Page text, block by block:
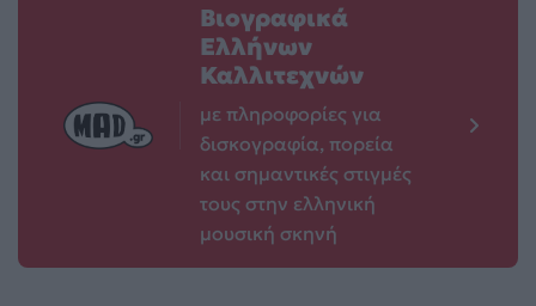
Βιογραφικά
Ελλήνων
Καλλιτεχνών
με πληροφορίες για
δισκογραφία, πορεία
και σημαντικές στιγμές
τους στην ελληνική
μουσική σκηνή